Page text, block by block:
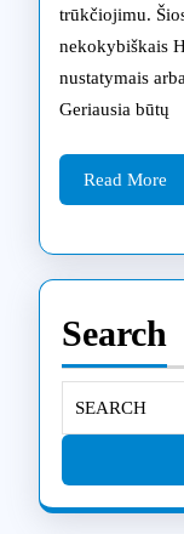
trūkčiojimu.
nekokybiškais
nustatymais
Geriausia būtų
Read More
Search
for: